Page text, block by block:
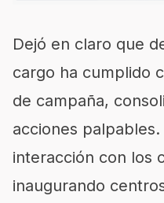
Dejó en claro que
cargo ha cumplido
de campaña,
acciones
interacción con los
inaugurando